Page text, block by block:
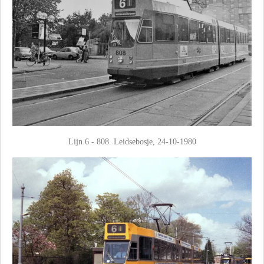
Lijn 6 - 808. Leidsebosje, 24-10-1980